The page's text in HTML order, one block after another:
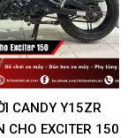
CANDY Y15ZR
CHO EXCITER 150